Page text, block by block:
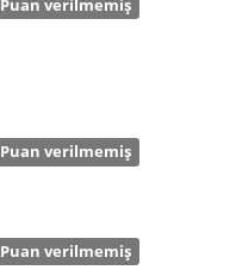
Puan verilmemiş
Puan verilmemiş
Puan verilmemiş